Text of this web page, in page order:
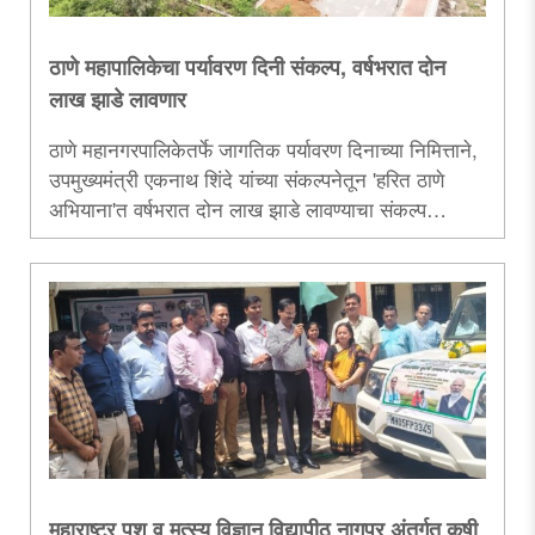
ठाणे महापालिकेचा पर्यावरण दिनी संकल्प, वर्षभरात दोन
लाख झाडे लावणार
ठाणे महानगरपालिकेतर्फे जागतिक पर्यावरण दिनाच्या निमित्ताने,
उपमुख्यमंत्री एकनाथ शिंदे यांच्या संकल्पनेतून 'हरित ठाणे
अभियाना'त वर्षभरात दोन लाख झाडे लावण्याचा संकल्प
करण्यात आला आहे. या अभियानाचा औपचारिक शुभारंभ
गुरूवार, ०५ जून रोजी होणार आहे...
महाराष्ट्र पशू व मत्स्य विज्ञान विद्यापीठ नागपूर अंतर्गत कृषी